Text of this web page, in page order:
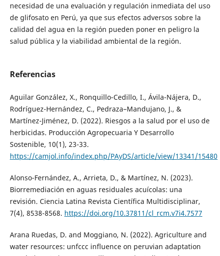
necesidad de una evaluación y regulación inmediata del uso
de glifosato en Perú, ya que sus efectos adversos sobre la
calidad del agua en la región pueden poner en peligro la
salud pública y la viabilidad ambiental de la región.
Referencias
Aguilar González, X., Ronquillo-Cedillo, I., Ávila-Nájera, D.,
Rodríguez-Hernández, C., Pedraza–Mandujano, J., &
Martínez-Jiménez, D. (2022). Riesgos a la salud por el uso de
herbicidas. Producción Agropecuaria Y Desarrollo
Sostenible, 10(1), 23-33.
https://camjol.info/index.php/PAyDS/article/view/13341/15480
Alonso-Fernández, A., Arrieta, D., & Martínez, N. (2023).
Biorremediación en aguas residuales acuícolas: una
revisión. Ciencia Latina Revista Científica Multidisciplinar,
7(4), 8538-8568. https://doi.org/10.37811/cl_rcm.v7i4.7577
Arana Ruedas, D. and Moggiano, N. (2022). Agriculture and
water resources: unfccc influence on peruvian adaptation